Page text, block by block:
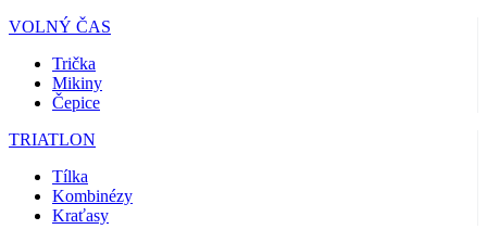
VOLNÝ ČAS
Trička
Mikiny
Čepice
TRIATLON
Tílka
Kombinézy
Kraťasy